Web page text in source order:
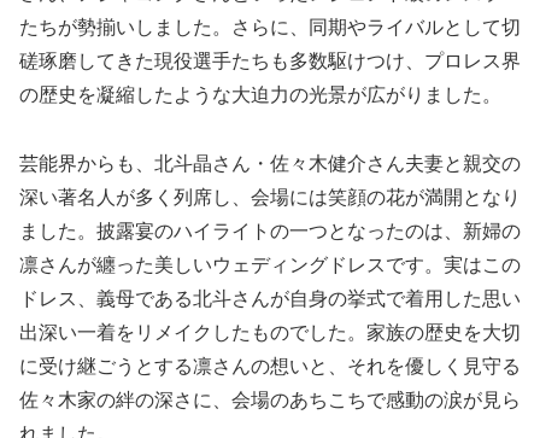
たちが勢揃いしました。さらに、同期やライバルとして切
磋琢磨してきた現役選手たちも多数駆けつけ、プロレス界
の歴史を凝縮したような大迫力の光景が広がりました。
芸能界からも、北斗晶さん・佐々木健介さん夫妻と親交の
深い著名人が多く列席し、会場には笑顔の花が満開となり
ました。披露宴のハイライトの一つとなったのは、新婦の
凛さんが纏った美しいウェディングドレスです。実はこの
ドレス、義母である北斗さんが自身の挙式で着用した思い
出深い一着をリメイクしたものでした。家族の歴史を大切
に受け継ごうとする凛さんの想いと、それを優しく見守る
佐々木家の絆の深さに、会場のあちこちで感動の涙が見ら